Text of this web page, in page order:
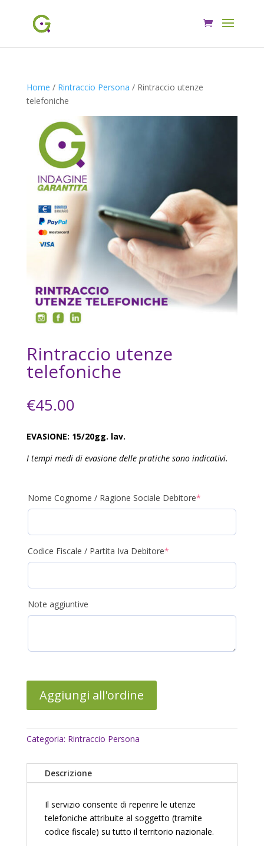
Home / Rintraccio Persona / Rintraccio utenze
telefoniche
Rintraccio utenze
telefoniche
€45.00
EVASIONE: 15/20gg. lav.
I tempi medi di evasione delle pratiche sono indicativi.
Nome Cognome / Ragione Sociale Debitore*(required)
Codice Fiscale / Partita Iva Debitore*(required)
Note aggiuntive
Aggiungi all'ordine
Categoria: Rintraccio Persona
Descrizione
Il servizio consente di reperire le utenze
telefoniche attribuite al soggetto (tramite
codice fiscale) su tutto il territorio nazionale.